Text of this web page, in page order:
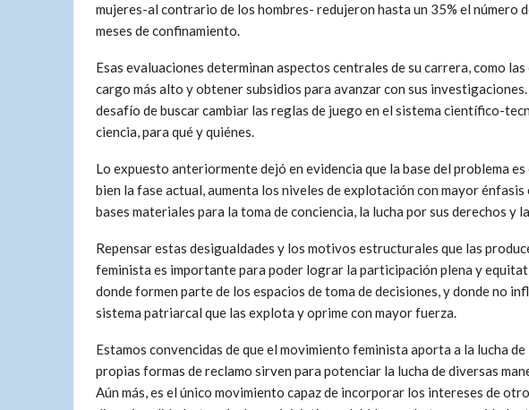
mujeres-al contrario de los hombres- redujeron hasta un 35% el número
meses de confinamiento.
Esas evaluaciones determinan aspectos centrales de su carrera, como
cargo más alto y obtener subsidios para avanzar con sus
desafío de buscar cambiar las reglas de juego en el sistema científico-
ciencia, para qué y quiénes.
Lo expuesto anteriormente dejó en evidencia que la base del problema
bien la fase actual, aumenta los niveles de explotación con mayor énfasis
bases materiales para la toma de conciencia, la lucha por sus derechos y
Repensar estas desigualdades y los motivos estructurales que las
feminista es importante para poder lograr la participación plena y
donde formen parte de los espacios de toma de decisiones, y donde no
sistema patriarcal que las explota y oprime con mayor fuerza.
Estamos convencidas de que el movimiento feminista aporta a la lucha
propias formas de reclamo sirven para potenciar la lucha de diversas
Aún más, es el único movimiento capaz de incorporar los intereses de